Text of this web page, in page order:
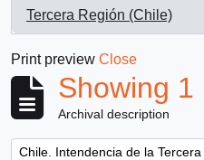
Tercera Región (Chile)
, 1 results
Print preview Close
Showing 1
Archival description
Remove filter:
Chile. Intendencia de la Tercera